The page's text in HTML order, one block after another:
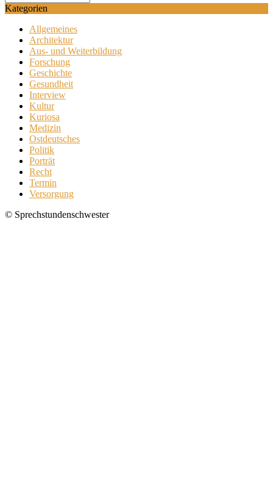
Kategorien
Allgemeines
Architektur
Aus- und Weiterbildung
Forschung
Geschichte
Gesundheit
Interview
Kultur
Kuriosa
Medizin
Ostdeutsches
Politik
Porträt
Recht
Termin
Versorgung
© Sprechstundenschwester